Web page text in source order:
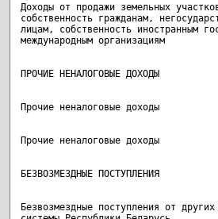
Доходы от продажи земельных
собственность гражданам,
лицам, собственность иностранным
Безвозмездные поступления от